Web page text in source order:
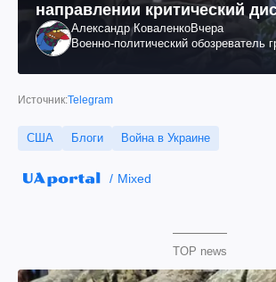
направлении критический
как это удалось
Александр КоваленкоВчера
Военно-политический обозреватель
Источник:Telegram
США Блоги Война в Украине
Mixed
TOP news